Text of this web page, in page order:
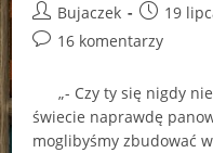
Post
author:
Bujaczek
Post
published:
19
Post16 komentarzy
„- Czy ty się nigdy nie
świecie naprawdę
moglibyśmy zbudować